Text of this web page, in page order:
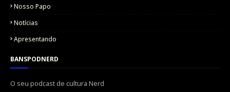
Nosso Papo
Notícias
Apresentando
BANSPODNERD
O seu podcast de cultura Nerd